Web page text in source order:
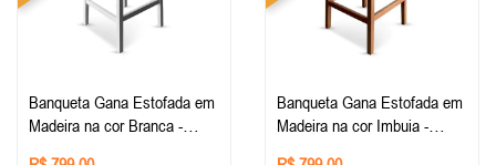
Banqueta Gana Estofada em
Madeira na cor Branca -
Banqueta Gana Estofada em
Madeira na cor Imbuia -